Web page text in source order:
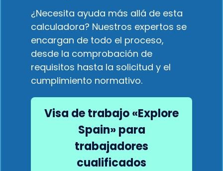
¿Necesita ayuda más allá de esta
calculadora? Nuestros expertos se
encargan de todo el proceso,
desde la comprobación de
requisitos hasta la solicitud y el
cumplimiento normativo.
Visa de trabajo «Explore
Spain» para
trabajadores
cualificados